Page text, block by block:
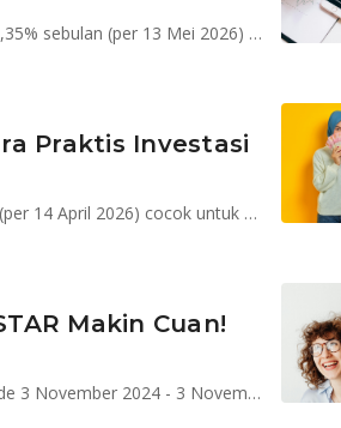
STAR Fixed Income NEO AI Dollar mencatat kenaikan NAB 3,35% sebulan (per 13 Mei 2026) dan dalam Rupiah, total return mencapai 5,28%.
Praktis Investasi
STAR Stable Amanah Sukuk mencatat return 7,98% setahun (per 14 April 2026) cocok untuk profil risiko moderat dengan horison investasi jangka menengah
Makin Cuan!
STAR Fixed Income Dollar catat return 4,36% setahun (periode 3 November 2024 - 3 November 2025), mendapat dorongan penguatan USD dan penurunan suku bunga acuan yang positif bagi obligasi